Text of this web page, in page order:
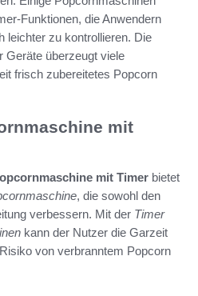
Funktionen, die Anwendern
leichter zu kontrollieren. Die
Geräte überzeugt viele
frisch zubereitetes Popcorn
mit
mit Timer bietet
, die sowohl den
verbessern. Mit der Timer
kann der Nutzer die Garzeit
von verbranntem Popcorn